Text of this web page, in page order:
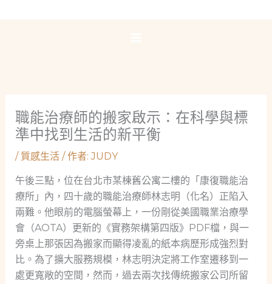
職能治療師的搬家啟示：在科學與標
準中找到生活的新平衡
/ 質感生活/ 作者:JUDY
午後三點，位在台北市某棟舊公寓二樓的「康復職能治
療所」內，四十歲的職能治療師林志明（化名）正陷入
兩難。他眼前的電腦螢幕上，一份剛從美國職業治療學
會（AOTA）更新的《實務架構第四版》PDF檔，與一
旁桌上那張因為搬家而顯得凌亂的紙本病歷形成強烈對
比。為了擴大服務規模，林志明決定將工作室遷移到一
處更寬敞的空間，然而，過去兩次找傳統搬家公司所留